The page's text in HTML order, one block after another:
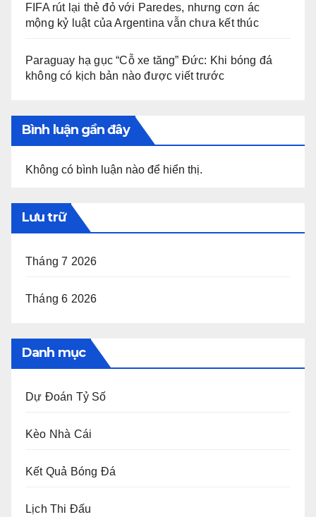
FIFA rút lại thẻ đỏ với Paredes, nhưng cơn ác
mộng kỷ luật của Argentina vẫn chưa kết thúc
Paraguay hạ gục “Cỗ xe tăng” Đức: Khi bóng đá
không có kịch bản nào được viết trước
Bình luận gần đây
Không có bình luận nào để hiển thị.
Lưu trữ
Tháng 7 2026
Tháng 6 2026
Danh mục
Dự Đoán Tỷ Số
Kèo Nhà Cái
Kết Quả Bóng Đá
Lịch Thi Đấu